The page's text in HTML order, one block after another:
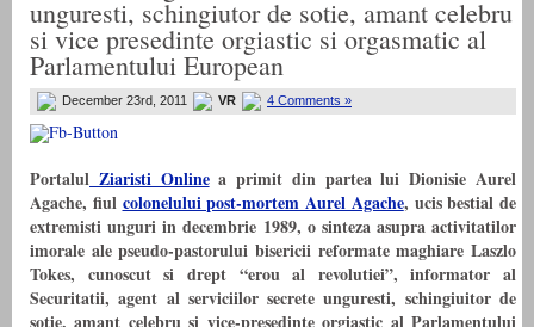
unguresti, schingiutor de sotie, amant celebru
si vice presedinte orgiastic si orgasmatic al
Parlamentului European
December 23rd, 2011 VR 4 Comments »
Portalul Ziaristi Onlinea primit din partea lui Dionisie Aurel
Agache, fiul colonelului post-mortem Aurel Agache, ucis bestial de
extremisti unguri in decembrie 1989, o sinteza asupra activitatilor
imorale ale pseudo-pastorului bisericii reformate maghiare Laszlo
Tokes, cunoscut si drept “erou al revolutiei”, informator al
Securitatii, agent al serviciilor secrete unguresti, schingiuitor de